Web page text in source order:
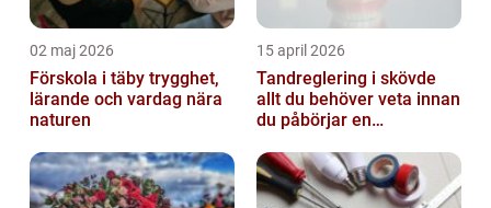
02 maj 2026
Förskola i täby trygghet,
lärande och vardag nära
naturen
15 april 2026
Tandreglering i skövde
allt du behöver veta innan
du påbörjar en